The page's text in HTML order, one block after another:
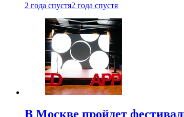
2 года спустя2 года спустя
В Москве пройдет